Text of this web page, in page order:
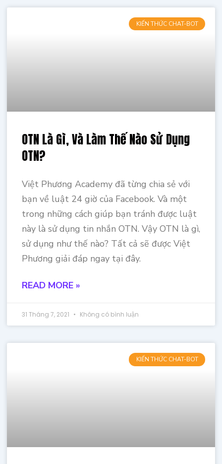
KIẾN THỨC CHAT-BOT
OTN Là Gì, Và Làm Thế Nào Sử Dụng
OTN?
Việt Phương Academy đã từng chia sẻ với
bạn về luật 24 giờ của Facebook. Và một
trong những cách giúp bạn tránh được luật
này là sử dụng tin nhắn OTN. Vậy OTN là gì,
sử dụng như thế nào? Tất cả sẽ được Việt
Phương giải đáp ngay tại đây.
READ MORE »
31 Tháng 7, 2021 Không có bình luận
KIẾN THỨC CHAT-BOT